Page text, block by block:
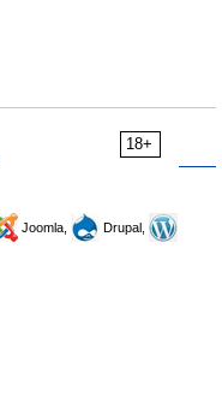
18+
Joomla,
Drupal,